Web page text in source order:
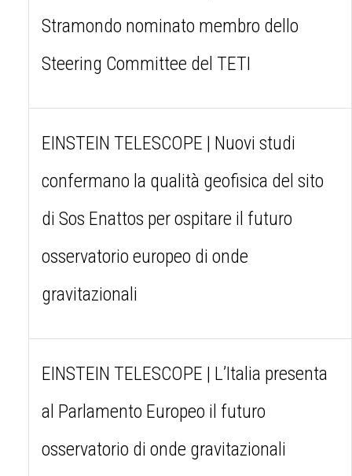
Stramondo nominato membro dello
Steering Committee del TETI
EINSTEIN TELESCOPE | Nuovi studi
confermano la qualità geofisica del sito
di Sos Enattos per ospitare il futuro
osservatorio europeo di onde
gravitazionali
EINSTEIN TELESCOPE | L’Italia presenta
al Parlamento Europeo il futuro
osservatorio di onde gravitazionali